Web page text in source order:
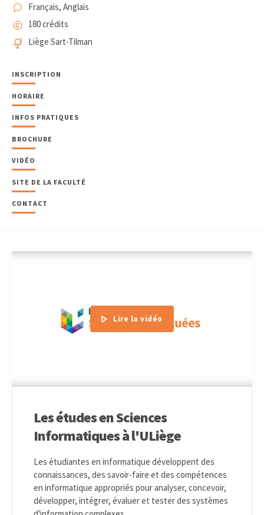
Français, Anglais
180 crédits
Liège Sart-Tilman
INSCRIPTION
HORAIRE
INFOS PRATIQUES
BROCHURE
VIDÉO
SITE DE LA FACULTÉ
CONTACT
Lire la vidéo
Les études en Sciences
Informatiques à l'ULiège
Les étudiantes en informatique développent des
connaissances, des savoir-faire et des compétences
en informatique appropriés pour analyser, concevoir,
développer, intégrer, évaluer et tester des systèmes